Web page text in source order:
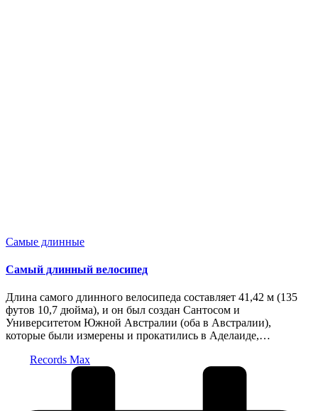
Опубликовано
Самые длинные
Самый длинный велосипед
Длина самого длинного велосипеда составляет 41,42 м (135
футов 10,7 дюйма), и он был создан Сантосом и
Университетом Южной Австралии (оба в Австралии),
которые были измерены и прокатились в Аделаиде,…
Records Max